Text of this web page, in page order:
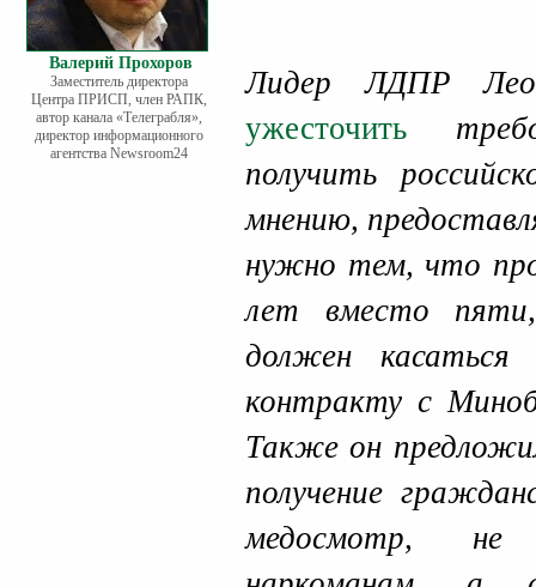
Валерий Прохоров
Заместитель директора
Центра ПРИСП, член РАПК,
автор канала «Телеграбля»,
директор информационного
агентства Newsroom24
Лидер ЛДПР
ужесточить
получить
мнению,
нужно тем, что
лет вместо
должен
контракту с
Также он
получение
медосмотр, не